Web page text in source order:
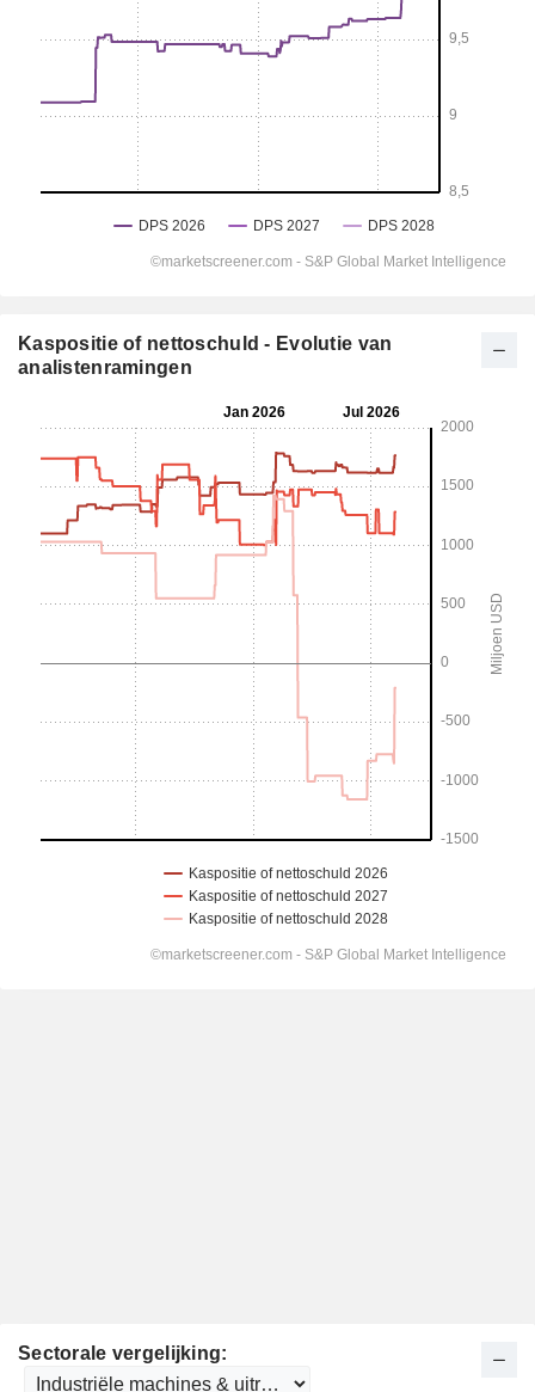
Kaspositie of nettoschuld - Evolutie van
analistenramingen
Sectorale vergelijking: